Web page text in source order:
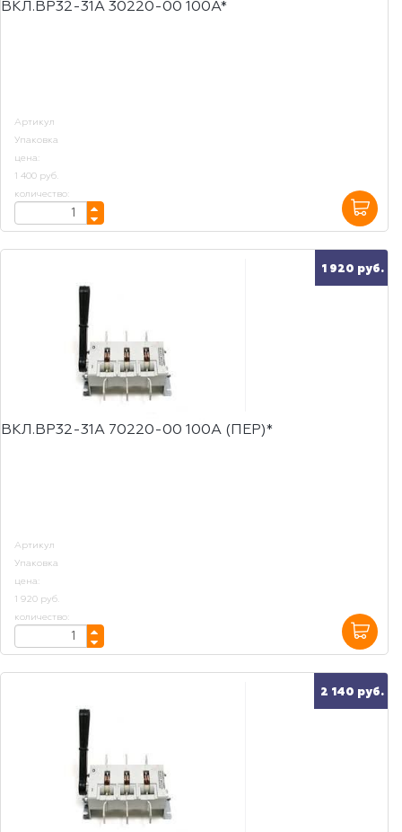
ВКЛ.ВР32-31А 30220-00 100А*
Артикул
Упаковка
цена:
1 400 руб.
количество:
1 920 руб.
ВКЛ.ВР32-31А 70220-00 100А (ПЕР)*
Артикул
Упаковка
цена:
1 920 руб.
количество:
2 140 руб.